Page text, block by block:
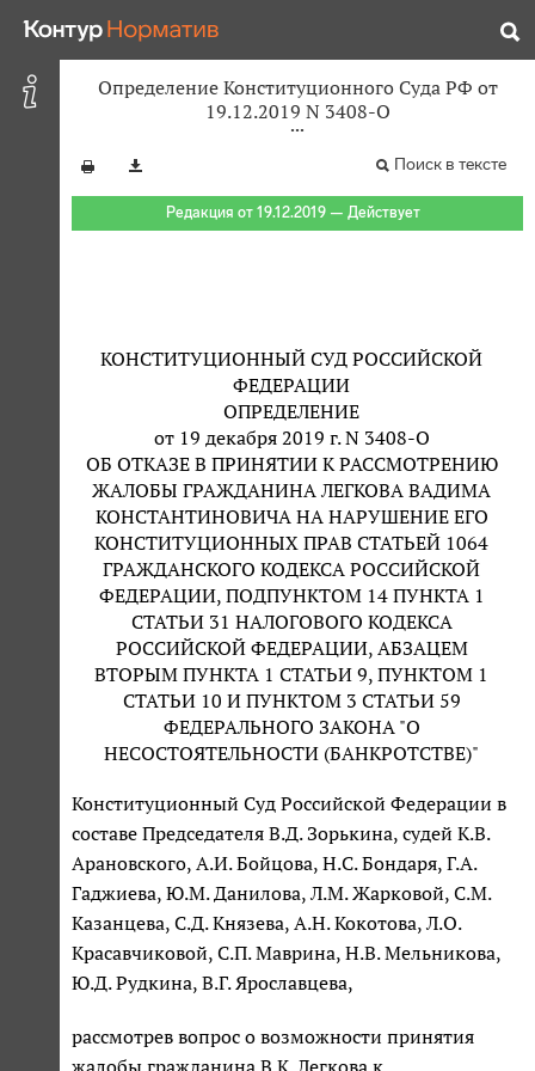
Определение Конституционного Суда РФ от
19.12.2019 N 3408-О
Поиск в тексте
Редакция от 19.12.2019 — Действует
КОНСТИТУЦИОННЫЙ СУД РОССИЙСКОЙ
ФЕДЕРАЦИИ
ОПРЕДЕЛЕНИЕ
от 19 декабря 2019 г. N 3408-О
ОБ ОТКАЗЕ В ПРИНЯТИИ К РАССМОТРЕНИЮ
ЖАЛОБЫ ГРАЖДАНИНА ЛЕГКОВА ВАДИМА
КОНСТАНТИНОВИЧА НА НАРУШЕНИЕ ЕГО
КОНСТИТУЦИОННЫХ ПРАВ СТАТЬЕЙ 1064
ГРАЖДАНСКОГО КОДЕКСА РОССИЙСКОЙ
ФЕДЕРАЦИИ, ПОДПУНКТОМ 14 ПУНКТА 1
СТАТЬИ 31 НАЛОГОВОГО КОДЕКСА
РОССИЙСКОЙ ФЕДЕРАЦИИ, АБЗАЦЕМ
ВТОРЫМ ПУНКТА 1 СТАТЬИ 9, ПУНКТОМ 1
СТАТЬИ 10 И ПУНКТОМ 3 СТАТЬИ 59
ФЕДЕРАЛЬНОГО ЗАКОНА "О
НЕСОСТОЯТЕЛЬНОСТИ (БАНКРОТСТВЕ)"
Конституционный Суд Российской Федерации в
составе Председателя В.Д. Зорькина, судей К.В.
Арановского, А.И. Бойцова, Н.С. Бондаря, Г.А.
Гаджиева, Ю.М. Данилова, Л.М. Жарковой, С.М.
Казанцева, С.Д. Князева, А.Н. Кокотова, Л.О.
Красавчиковой, С.П. Маврина, Н.В. Мельникова,
Ю.Д. Рудкина, В.Г. Ярославцева,
рассмотрев вопрос о возможности принятия
жалобы гражданина В.К. Легкова к